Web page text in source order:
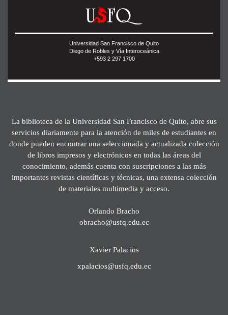
Universidad San Francisco de Quito
Diego de Robles y Vía Interoceánica
+593 2 297 1700
La biblioteca de la Universidad San Francisco de Quito, abre sus
servicios diariamente para la atención de miles de estudiantes en
donde pueden encontrar una seleccionada y actualizada colección
de libros impresos y electrónicos en todas las áreas del
conocimiento, además cuenta con suscripciones a las más
importantes revistas científicas y técnicas, una extensa colección
de materiales multimedia y acceso.
Orlando Bracho
obracho@usfq.edu.ec
Xavier Palacios
xpalacios@usfq.edu.ec